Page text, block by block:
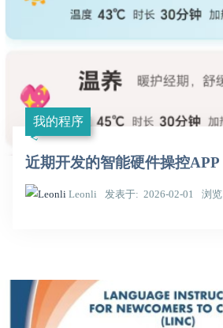
我的程序
近期开发的智能硬件操控APP
Leonli 发表于 2026-02-01 浏览